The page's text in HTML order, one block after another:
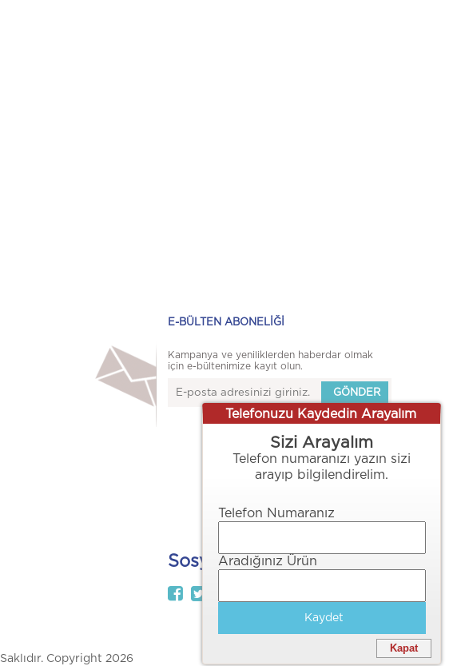
E-BÜLTEN ABONELİĞİ
Kampanya ve yeniliklerden haberdar olmak
için e-bültenimize kayıt olun.
Sosyal Medya
Copyright 2026
Telefonuzu Kaydedin Arayalım
Sizi Arayalım
Telefon numaranızı yazın sizi
arayıp bilgilendirelim.
Telefon Numaranız
Aradığınız Ürün
Kaydet
Kapat